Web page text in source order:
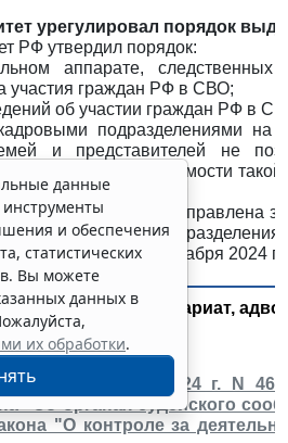
урегулировал порядок
РФ утвердил порядок:
аппарате,
участия граждан РФ в СВО;
об участии граждан РФ в
подразделениями на
и представителей не
При необходимости
лично либо отправлена
ведут кадровые подразделения.
России 17 декабря 2024
нотариат,
от 13 декабря 2024 г. N
"Об органах судейского
"О контроле за
данные
и обеспечения
статистических
Вы можете
данных в
их обработки.